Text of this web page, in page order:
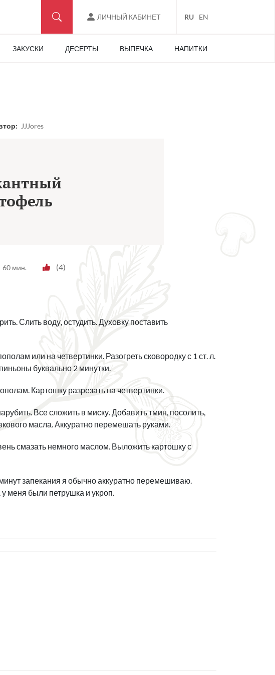
ЛИЧНЫЙ КАБИНЕТ RU EN
ЗАКУСКИ ДЕСЕРТЫ ВЫПЕЧКА НАПИТКИ
JJJores
60 мин. (4)
Слить воду, остудить. Духовку поставить
или на четвертинки. Разогреть сковородку с 1 ст. л.
буквально 2 минутки.
Картошку разрезать на четвертинки.
Все сложить в миску. Добавить тмин, посолить,
масла. Аккуратно перемешать руками.
смазать немного маслом. Выложить картошку с
запекания я обычно аккуратно перемешиваю.
меня были петрушка и укроп.